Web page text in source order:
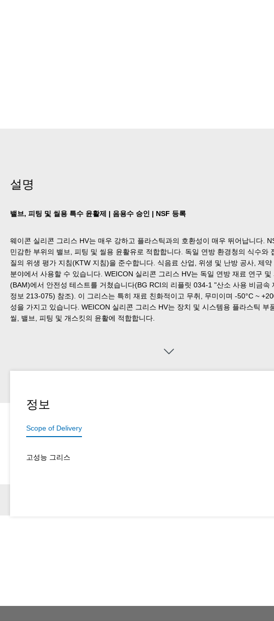
설명
밸브, 피팅 및 씰용 특수 윤활제 | 음용수 승인 | NSF 등록
웨이콘 실리콘 그리스 HV는 매우 강하고 플라스틱과의 호환성이 매우 뛰어납니다.
민감한 부위의 밸브, 피팅 및 씰용 윤활유로 적합합니다. 독일 연방 환경청의 식수와
질의 위생 평가 지침(KTW 지침)을 준수합니다. 식음료 산업, 위생 및 난방 공사, 제
분야에서 사용할 수 있습니다. WEICON 실리콘 그리스 HV는 독일 연방 재료 연구 및
(BAM)에서 안전성 테스트를 거쳤습니다(BG RCI의 리플릿 034-1 "산소 사용 비금속
정보 213-075) 참조). 이 그리스는 특히 재료 친화적이고 무취, 무미이며 -50°C ~
성을 가지고 있습니다. WEICON 실리콘 그리스 HV는 장치 및 시스템용 플라스틱 부
씰, 밸브, 피팅 및 개스킷의 윤활에 적합합니다.
정보
Scope of Delivery
고성능 그리스